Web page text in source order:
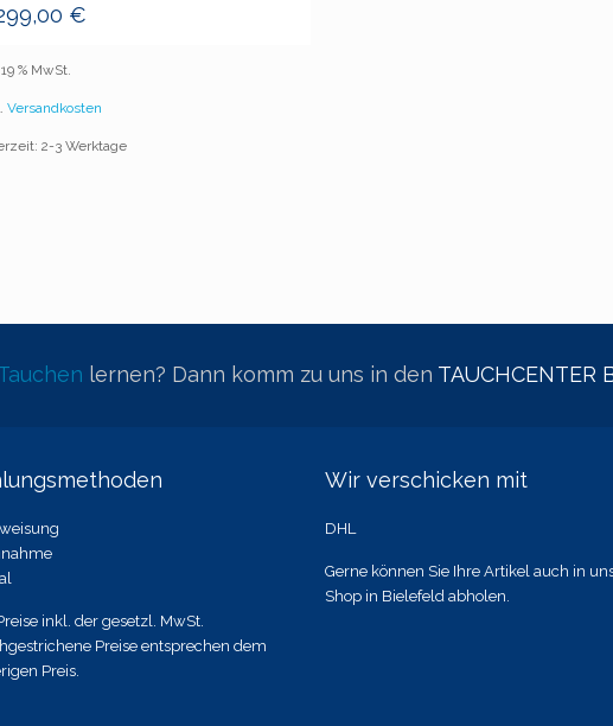
€
% MwSt.
Versandkosten
2-3 Werktage
lernen? Dann komm zu uns in den TAUCHCENTER
inkl. der gesetzl. MwSt.
Preise entsprechen dem
Preis.
Wir verschicken mit
DHL
Gerne können Sie Ihre Artikel auch in
Shop in Bielefeld abholen.